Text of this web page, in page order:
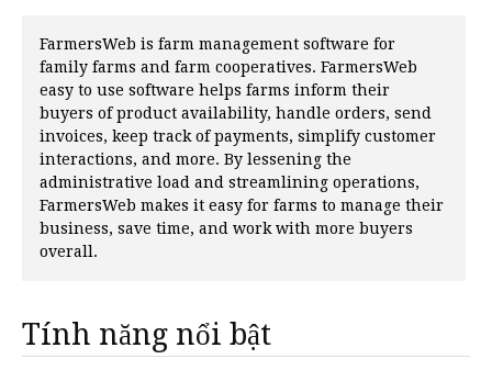
FarmersWeb is farm management software for
family farms and farm cooperatives. FarmersWeb
easy to use software helps farms inform their
buyers of product availability, handle orders, send
invoices, keep track of payments, simplify customer
interactions, and more. By lessening the
administrative load and streamlining operations,
FarmersWeb makes it easy for farms to manage their
business, save time, and work with more buyers
overall.
Tính năng nổi bật